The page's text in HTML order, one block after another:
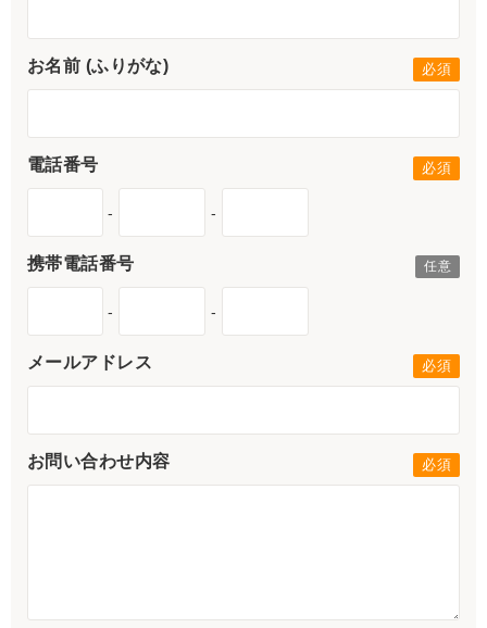
お名前 (ふりがな)
電話番号
- -
携帯電話番号
- -
メールアドレス
お問い合わせ内容